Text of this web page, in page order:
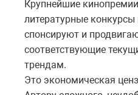
Крупнейшие
литературные
спонсируют и
соответствующие
трендам.
Это экономическая